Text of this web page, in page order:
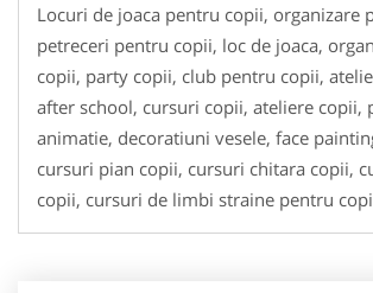
Locuri de joaca pentru copii, organizare
petreceri pentru copii, loc de joaca,
copii, party copii, club pentru copii,
after school, cursuri copii, ateliere copii,
animatie, decoratiuni vesele, face
cursuri pian copii, cursuri chitara copii,
copii, cursuri de limbi straine pentru